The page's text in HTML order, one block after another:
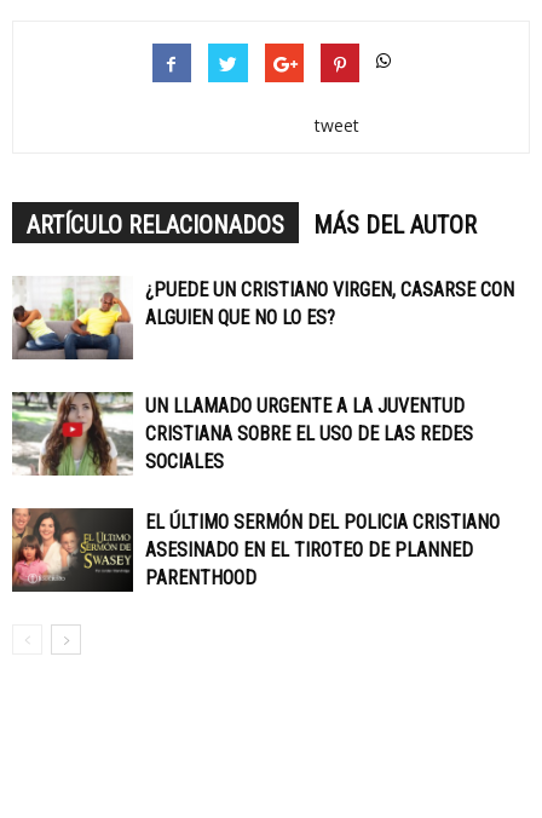
tweet
ARTÍCULO RELACIONADOS MÁS DEL AUTOR
¿PUEDE UN CRISTIANO VIRGEN, CASARSE CON
ALGUIEN QUE NO LO ES?
UN LLAMADO URGENTE A LA JUVENTUD
CRISTIANA SOBRE EL USO DE LAS REDES
SOCIALES
EL ÚLTIMO SERMÓN DEL POLICIA CRISTIANO
ASESINADO EN EL TIROTEO DE PLANNED
PARENTHOOD